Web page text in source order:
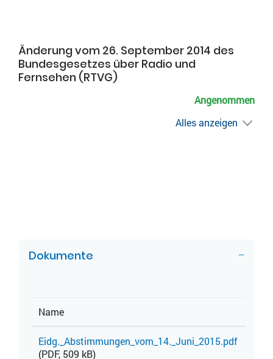
Änderung vom 26. September 2014 des
Bundesgesetzes über Radio und
Fernsehen (RTVG)
Angenommen
Alles anzeigen
Dokumente
Name
Eidg._Abstimmungen_vom_14._Juni_2015.pdf
(PDF, 509 kB)